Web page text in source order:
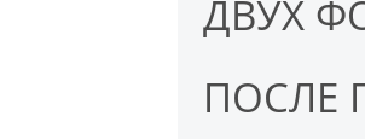
ДВУХ
ПОСЛЕ